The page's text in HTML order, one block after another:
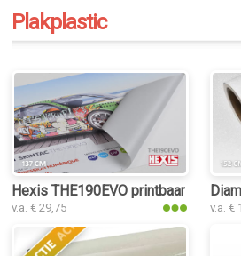
Plakplastic
Hexis THE190EVO printbaar folie
v.a. € 29,75 v.a. €